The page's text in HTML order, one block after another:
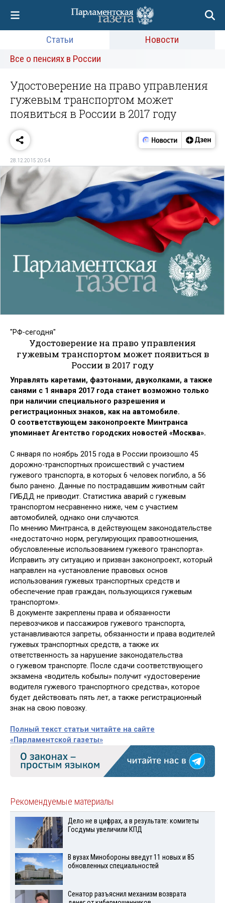
Статьи
Новости
Все о пенсиях в России
Удостоверение на право управления
гужевым транспортом может
появиться в России в 2017 году
28.12.2015 20:54
"РФ-сегодня"
Удостоверение на право управления
гужевым транспортом может появиться в
России в 2017 году
Управлять каретами, фаэтонами, двуколками, а также
санями с 1 января 2017 года станет возможно только
при наличии специального разрешения и
регистрационных знаков, как на автомобиле.
О соответствующем законопроекте Минтранса
упоминает Агентство городских новостей «Москва».
С января по ноябрь 2015 года в России произошло 45
дорожно-транспортных происшествий с участием
гужевого транспорта, в которых 6 человек погибло, а 56
было ранено. Данные по пострадавшим животным сайт
ГИБДД не приводит. Статистика аварий с гужевым
транспортом несравненно ниже, чем с участием
автомобилей, однако они случаются.
По мнению Минтранса, в действующем законодательстве
«недостаточно норм, регулирующих правоотношения,
обусловленные использованием гужевого транспорта».
Исправить эту ситуацию и призван законопроект, который
направлен на «установление правовых основ
использования гужевых транспортных средств и
обеспечение прав граждан, пользующихся гужевым
транспортом».
В документе закреплены права и обязанности
перевозчиков и пассажиров гужевого транспорта,
устанавливаются запреты, обязанности и права водителей
гужевых транспортных средств, а также их
ответственность за нарушение законодательства
о гужевом транспорте. После сдачи соответствующего
экзамена «водитель кобылы» получит «удостоверение
водителя гужевого транспортного средства», которое
будет действовать пять лет, а также регистрационный
знак на свою повозку.
Полный текст статьи читайте на сайте
«Парламентской газеты»
Рекомендуемые материалы
Дело не в цифрах, а в результате: комитеты
Госдумы увеличили КПД
В вузах Минобороны введут 11 новых и 85
обновленных специальностей
Сенатор разъяснил механизм возврата